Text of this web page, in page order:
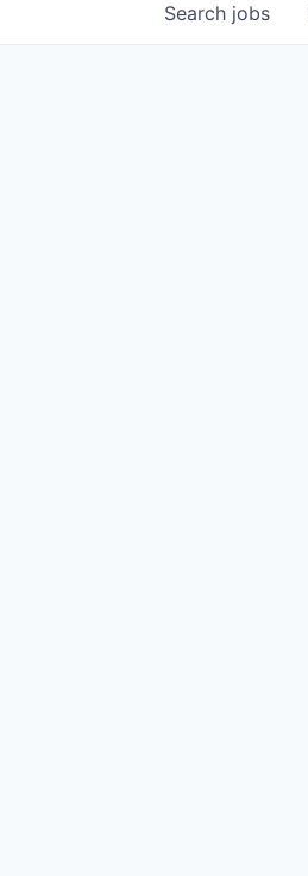
Search jobs